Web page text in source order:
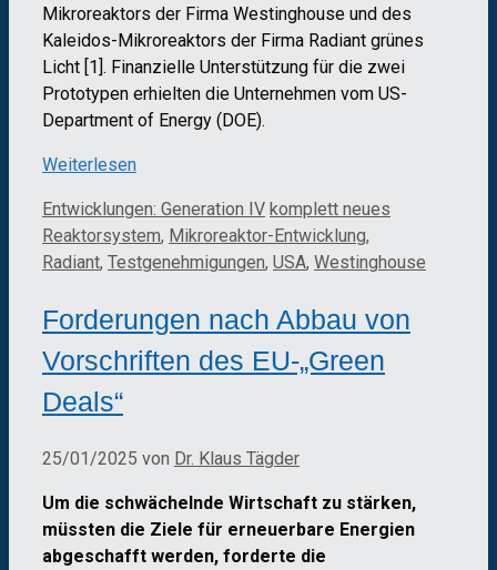
Mikroreaktors der Firma Westinghouse und des
Kaleidos-Mikroreaktors der Firma Radiant grünes
Licht [1]. Finanzielle Unterstützung für die zwei
Prototypen erhielten die Unternehmen vom US-
Department of Energy (DOE).
Weiterlesen
Kategorien
Entwicklungen: Generation IV Schlagwörter
komplett neues
Reaktorsystem, Mikroreaktor-Entwicklung,
Radiant, Testgenehmigungen, USA, Westinghouse
Forderungen nach Abbau von
Vorschriften des EU-„Green
Deals“
25/01/2025 von Dr. Klaus Tägder
Um die schwächelnde Wirtschaft zu stärken,
müssten die Ziele für erneuerbare Energien
abgeschafft werden, forderte die